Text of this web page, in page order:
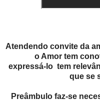
Atendendo convite da
o Amor tem
expressá-lo tem
que se
Preâmbulo faz-se